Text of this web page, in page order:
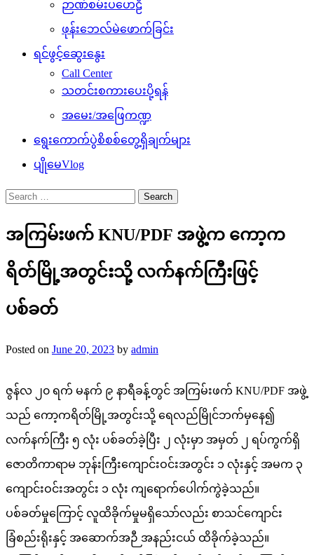
ဉာဏ်စမ်းပဟေဠိ
ဖုန်းဘေလ်မဲဖောက်ခြင်း
ရင်ဖွင့်ဆွေးနွေး
Call Center
သတင်းစကားပေးပို့ရန်
အမေး/အဖြေကဏ္ဍ
ရွေးကောက်ပွဲစိစစ်တွေ့ရှိချက်များ
ပျိုမေVlog
Search
for:
အကြမ်းဖက် KNU/PDF အဖွဲ့က ကော့က
ရိတ်မြို့အတွင်းသို့ လက်နက်ကြီးဖြင့်
ပစ်ခတ်
Posted on June 20, 2023 by admin
ဇွန်လ ၂၀ ရက် မနက် ၉ နာရီခန့်တွင် အကြမ်းဖက် KNU/PDF အဖွဲ့
သည် ကော့ကရိတ်မြို့အတွင်းသို့ ရေလည်မြိုင်ဘက်မှနေ၍
လက်နက်ကြီး ၅ လုံး ပစ်ခတ်ခဲ့ပြီး ၂ လုံးမှာ အမှတ် ၂ ရပ်ကွက်ရှိ
ဇောတိကာရာမ ဘုန်းကြီးကျောင်းဝင်းအတွင်း ၁ လုံးနှင့် အမက ၃
ကျောင်းဝင်းအတွင်း ၁ လုံး ကျရောက်ပေါက်ကွဲခဲ့သည်။
ပစ်ခတ်မှုကြောင့် လူထိခိုက်မှုမရှိသော်လည်း စာသင်ကျောင်း
ခြံစည်းရိုးနှင့် အဆောက်အဉီ အနည်းငယ် ထိခိုက်ခဲ့သည်။